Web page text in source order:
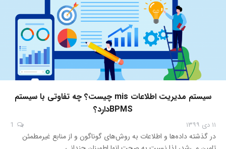
سیستم مدیریت اطلاعات mis چیست؟ چه تفاوتی با سیستم
BPMSدارد؟
۱۱ دی ۱۳۹۹
در گذشته داده‌ها و اطلاعات به روش‌های گوناگون و از منابع غیرمطمئن